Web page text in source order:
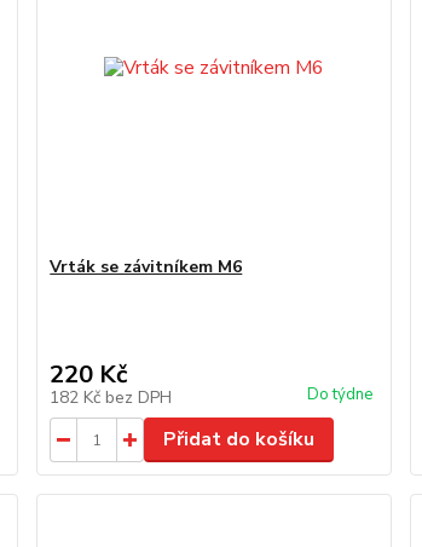
Vrták se závitníkem M6
220 Kč
182 Kč bez DPH Do týdne
Přidat do košíku